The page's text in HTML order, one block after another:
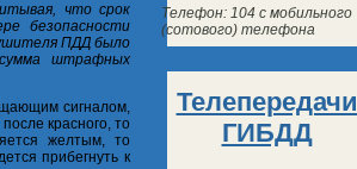
что срок
безопасности
ПДД было
штрафных
сигналом,
красного, то
желтым, то
прибегнуть к
Телефон: 104 с мобильного
(сотового) телефона
Телепередачи
ГИБДД